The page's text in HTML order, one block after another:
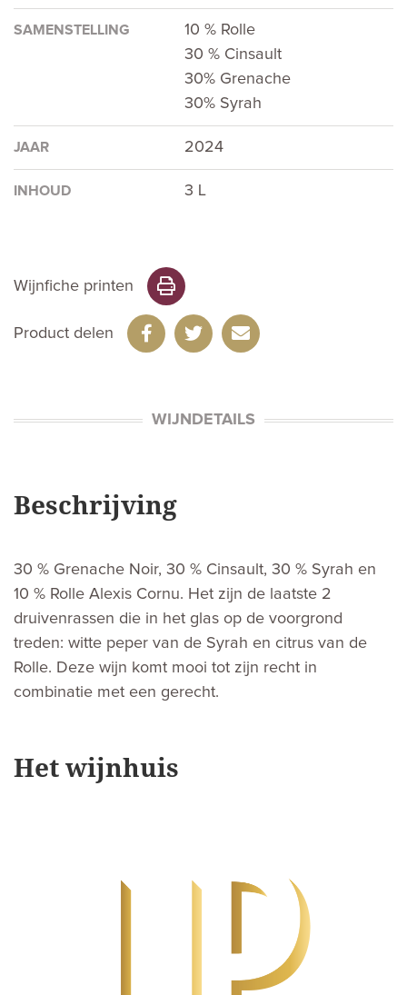
SAMENSTELLING
10 % Rolle
30 % Cinsault
30% Grenache
30% Syrah
JAAR 2024
INHOUD 3 L
Wijnfiche printen
Product delen
WIJNDETAILS
Beschrijving
30 % Grenache Noir, 30 % Cinsault, 30 % Syrah en
10 % Rolle Alexis Cornu. Het zijn de laatste 2
druivenrassen die in het glas op de voorgrond
treden: witte peper van de Syrah en citrus van de
Rolle. Deze wijn komt mooi tot zijn recht in
combinatie met een gerecht.
Het wijnhuis